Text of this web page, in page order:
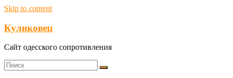
Skip to content
Куликовец
Сайт одесского сопротивления